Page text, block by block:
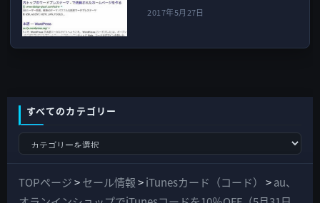
2017年5月27日
すべてのカテゴリー
て
の
TOPページ>セール情報>iTunesカード（コード） >au、